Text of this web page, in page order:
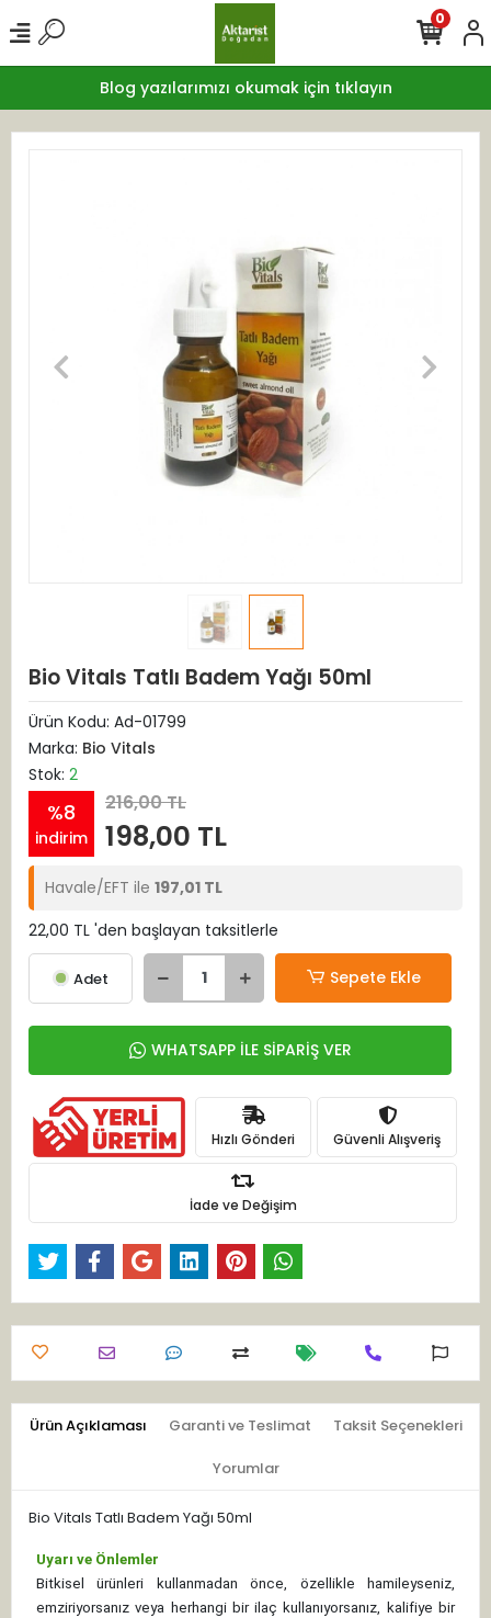
Blog yazılarımızı okumak için tıklayın
0
Bio Vitals Tatlı Badem Yağı 50ml
Ürün Kodu: Ad-01799
Marka: Bio Vitals
Stok: 2
%8
indirim
216,00 TL
198,00 TL
Havale/EFT ile 197,01 TL
22,00 TL 'den başlayan taksitlerle
Adet Sepete Ekle
WHATSAPP İLE SİPARİŞ VER
Hızlı Gönderi Güvenli Alışveriş
İade ve Değişim
Ürün Açıklaması Garanti ve Teslimat Taksit Seçenekleri
Yorumlar
Bio Vitals Tatlı Badem Yağı 50ml
Uyarı ve Önlemler
Bitkisel ürünleri kullanmadan önce, özellikle hamileyseniz,
emziriyorsanız veya herhangi bir ilaç kullanıyorsanız, kalifiye bir